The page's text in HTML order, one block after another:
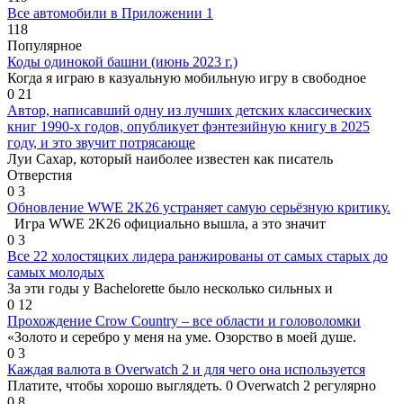
Все автомобили в Приложении 1
118
Популярное
Коды одинокой башни (июнь 2023 г.)
Когда я играю в казуальную мобильную игру в свободное
0 21
Автор, написавший одну из лучших детских классических
книг 1990-х годов, опубликует фэнтезийную книгу в 2025
году, и это звучит потрясающе
Луи Сахар, который наиболее известен как писатель
Отверстия
0 3
Обновление WWE 2K26 устраняет самую серьёзную критику.
Игра WWE 2K26 официально вышла, а это значит
0 3
Все 22 холостяцких лидера ранжированы от самых старых до
самых молодых
За эти годы у Bachelorette было несколько сильных и
0 12
Прохождение Crow Country – все области и головоломки
«Золото и серебро у меня на уме. Озорство в моей душе.
0 3
Каждая валюта в Overwatch 2 и для чего она используется
Платите, чтобы хорошо выглядеть. 0 Overwatch 2 регулярно